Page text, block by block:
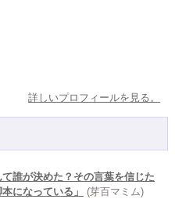
詳しいプロフィールを見る。
誰が決めた？その言葉を信じた
になっている」
(芽百マミム)